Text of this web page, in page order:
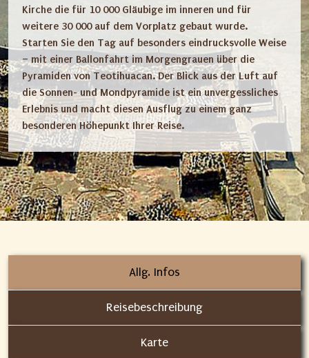
Kirche die für 10 000 Gläubige im inneren und für
weitere 30 000 auf dem Vorplatz gebaut wurde.
Starten Sie den Tag auf besonders eindrucksvolle Weise
– mit einer Ballonfahrt im Morgengrauen über die
Pyramiden von Teotihuacan. Der Blick aus der Luft auf
die Sonnen- und Mondpyramide ist ein unvergessliches
Erlebnis und macht diesen Ausflug zu einem ganz
besonderen Höhepunkt Ihrer Reise.
Allg. Infos
Reisebeschreibung
Karte